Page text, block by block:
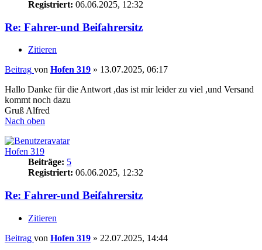
Registriert: 06.06.2025, 12:32
Re: Fahrer-und Beifahrersitz
Zitieren
Beitrag von Hofen 319 » 13.07.2025, 06:17
Hallo Danke für die Antwort ,das ist mir leider zu viel ,und Versand
kommt noch dazu
Gruß Alfred
Nach oben
Hofen 319
Beiträge: 5
Registriert: 06.06.2025, 12:32
Re: Fahrer-und Beifahrersitz
Zitieren
Beitrag von Hofen 319 » 22.07.2025, 14:44